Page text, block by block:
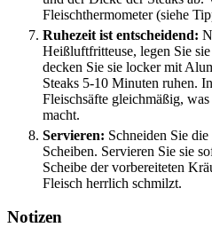
Fleischthermometer (siehe
Ruhezeit ist entscheidend:
Heißluftfritteuse, legen Sie
decken Sie sie locker mit
Steaks 5-10 Minuten ruhen.
Fleischsäfte gleichmäßig,
macht.
Servieren: Schneiden Sie
Scheiben. Servieren Sie sie
Scheibe der vorbereiteten
Fleisch herrlich schmilzt.
Notizen